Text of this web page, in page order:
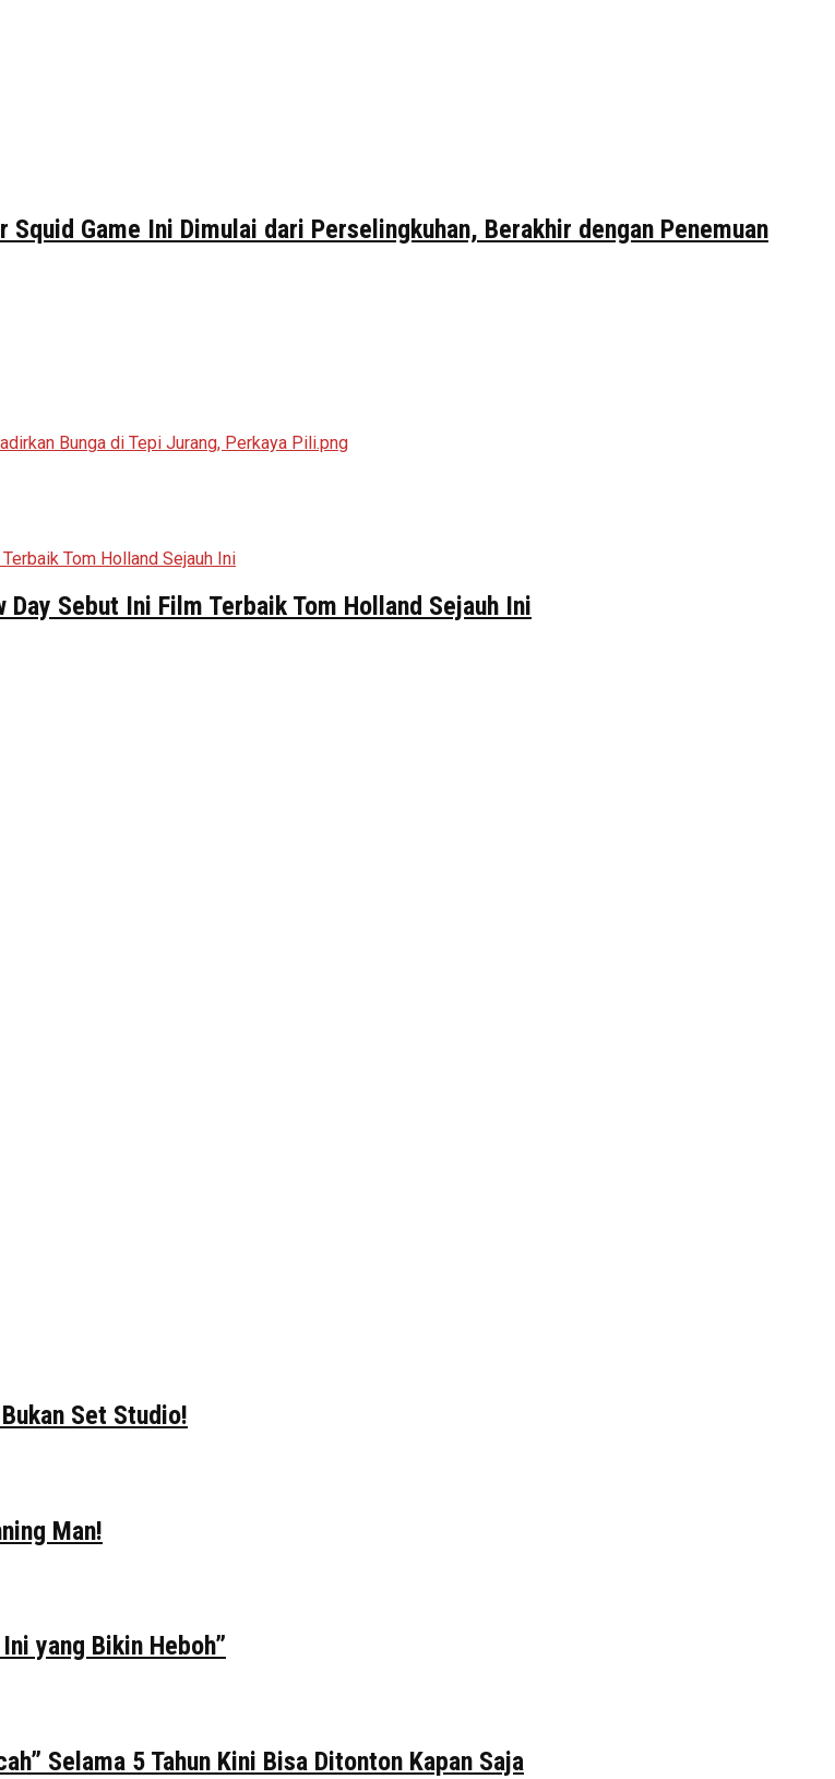
Game Ini Dimulai dari Perselingkuhan, Berakhir dengan Penemuan
Sebut Ini Film Terbaik Tom Holland Sejauh Ini
Set Studio!
Man!
yang Bikin Heboh”
Selama 5 Tahun Kini Bisa Ditonton Kapan Saja